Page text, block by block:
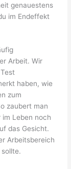
genauestens
im Endeffekt
Arbeit. Wir
haben, wie
zum
zaubert man
Leben noch
das Gesicht.
Arbeitsbereich